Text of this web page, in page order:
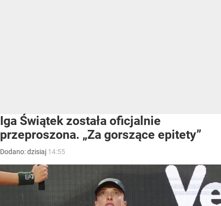
Iga Świątek została oficjalnie
przeproszona. „Za gorszące epitety”
Dodano:dzisiaj 14:55